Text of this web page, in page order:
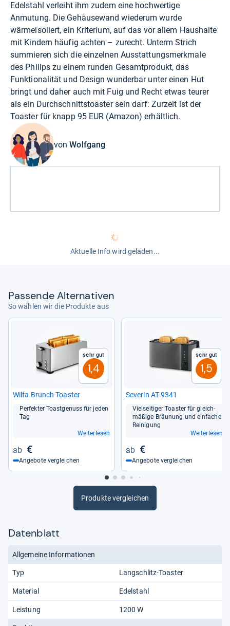
Edelstahl verleiht ihm zudem eine hochwertige
Anmutung. Die Gehäusewand wiederum wurde
wärmeisoliert, ein Kriterium, auf das vor allem Haushalte
mit Kindern häufig achten – zurecht. Unterm Strich
summieren sich die einzelnen Ausstattungsmerkmale
des Philips zu einem runden Gesamtprodukt, das
Funktionalität und Design wunderbar unter einen Hut
bringt und daher auch mit Fuig und Recht etwas teurer
als ein Durchschnittstoaster sein darf: Zurzeit ist der
Toaster für knapp 95 EUR (Amazon) erhältlich.
vonWolfgang
Aktuelle Info wird geladen...
Pas­sende Alter­na­ti­ven
So wählen wir die Produkte aus
Sehr gut
1,4
Wilfa Brunch Toas­ter
Per­fek­ter Toast­ge­nuss für jeden
Tag
Weiterlesen
€
Angebote vergleichen
Sehr gut
1,5
Seve­rin AT 9341
Viel­sei­ti­ger Toas­ter für gleich­
mä­ßige Bräu­nung und ein­fa­che
Rei­ni­gung
Weiterlesen
€
Angebote vergleichen
Produkte vergleichen
Datenblatt
Allgemeine Informationen
Typ Langschlitz-Toaster
Material Edelstahl
Leistung 1200 W